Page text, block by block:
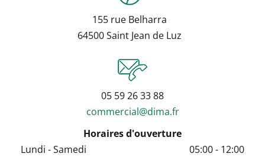
155 rue Belharra
64500 Saint Jean de Luz
05 59 26 33 88
commercial@dima.fr
Horaires d'ouverture
Lundi - Samedi
05:00 - 12:00